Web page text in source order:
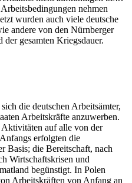
nehmen
wurden auch viele deutsche
andere von den Nürnberger
der gesamten Kriegsdauer.
die deutschen Arbeitsämter,
Arbeitskräfte anzuwerben.
auf alle von der
erfolgten die
Basis; die Bereitschaft, nach
Wirtschaftskrisen und
begünstigt. In Polen
Arbeitskräften von Anfang an